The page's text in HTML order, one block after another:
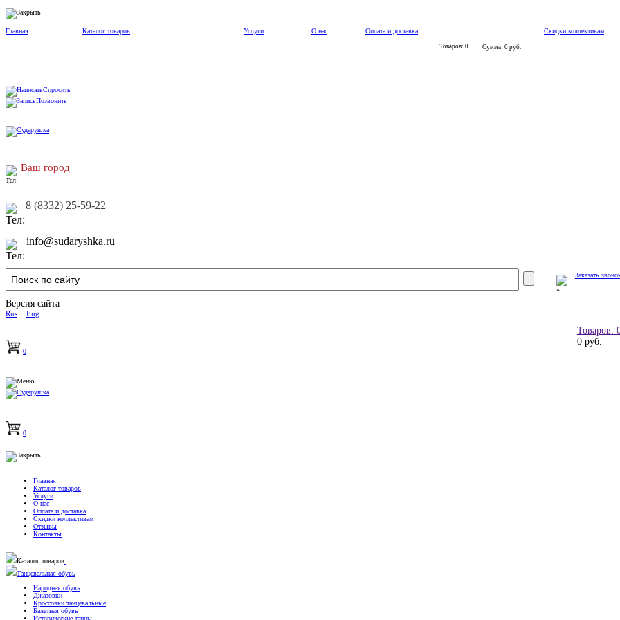
Главная Каталог товаров Услуги О нас Оплата и доставка Скидки коллективам
Товаров: 0 Сумма: 0 руб.
Спросить
Позвонить
Ваш город
8 (8332) 25-59-22
info@sudaryshka.ru
Заказать
Версия сайта
Rus Eng
Товаров:
0 руб.
0
0
Главная
Каталог товаров
Услуги
О нас
Оплата и доставка
Скидки коллективам
Отзывы
Контакты
Каталог товаров
Танцевальная обувь
Народная обувь
Джазовки
Кроссовки танцевальные
Балетная обувь
Исторические танцы